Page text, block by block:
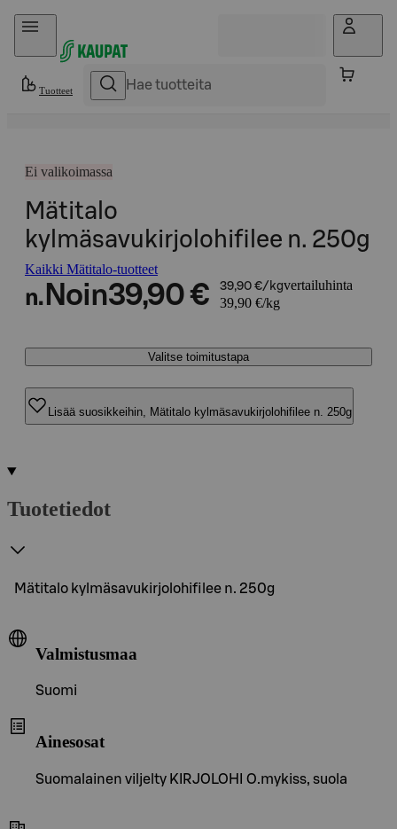
Hyppää sisältöön
Tuotteet
Ei valikoimassa
Mätitalo
kylmäsavukirjolohifilee n. 250g
Kaikki Mätitalo-tuotteet
n. Noin39,90 € 39,90 €/kgvertailuhinta
39,90 €/kg
Valitse toimitustapa
Lisää suosikkeihin, Mätitalo kylmäsavukirjolohifilee n. 250g
Tuotetiedot
Mätitalo kylmäsavukirjolohifilee n. 250g
Valmistusmaa
Suomi
Ainesosat
Suomalainen viljelty KIRJOLOHI O.mykiss, suola